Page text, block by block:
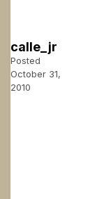
calle_jr
Posted
October 31,
2010